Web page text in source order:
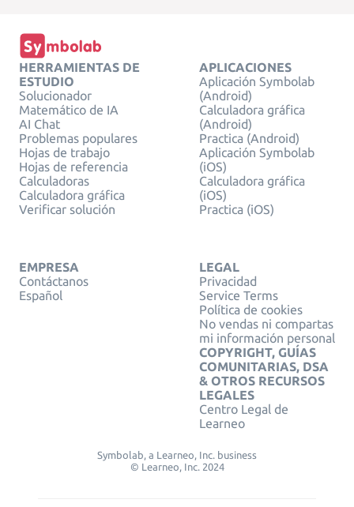
HERRAMIENTAS DE
ESTUDIO
Solucionador
Matemático de IA
AI Chat
Problemas populares
Hojas de trabajo
Hojas de referencia
Calculadoras
Calculadora gráfica
Verificar solución
APLICACIONES
Aplicación Symbolab
(Android)
Calculadora gráfica
(Android)
Practica (Android)
Aplicación Symbolab
(iOS)
Calculadora gráfica
(iOS)
Practica (iOS)
EMPRESA
Contáctanos
Español
LEGAL
Privacidad
Service Terms
Política de cookies
No vendas ni compartas
mi información personal
COPYRIGHT, GUÍAS
COMUNITARIAS, DSA
& OTROS RECURSOS
LEGALES
Centro Legal de
Learneo
Symbolab, a Learneo, Inc. business
© Learneo, Inc. 2024